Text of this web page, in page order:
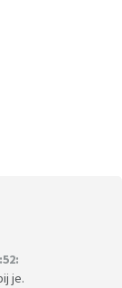
je.